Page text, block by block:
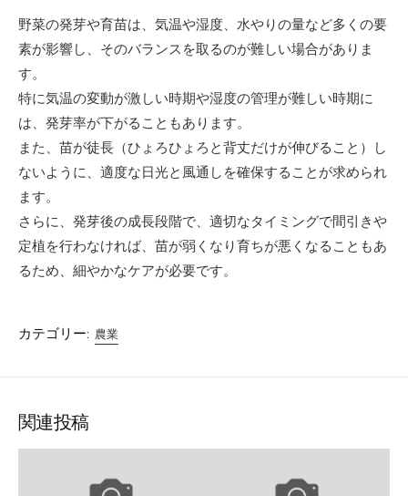
野菜の発芽や育苗は、気温や湿度、水やりの量など多くの要
素が影響し、そのバランスを取るのが難しい場合がありま
す。
特に気温の変動が激しい時期や湿度の管理が難しい時期に
は、発芽率が下がることもあります。
また、苗が徒長（ひょろひょろと背丈だけが伸びること）し
ないように、適度な日光と風通しを確保することが求められ
ます。
さらに、発芽後の成長段階で、適切なタイミングで間引きや
定植を行わなければ、苗が弱くなり育ちが悪くなることもあ
るため、細やかなケアが必要です。
カテゴリー: 農業
関連投稿